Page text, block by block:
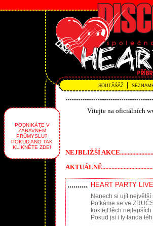
SOUTĂŚÂŽ
PODNIKÁTE V
ZÁBAVNÉM
PRŮMYSLU?
POKUD ANO TAK
KLIKNĚTE ZDE!
Vítejte na oficiálních
NEJBLIŽŠÍ
.......... HEART PARTY
Nenech si ujít největší
Potkáme se ve
koktejl těch
Pokud jsi i ty fanda